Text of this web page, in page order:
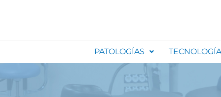
PATOLOGÍAS TECNOLOGÍA